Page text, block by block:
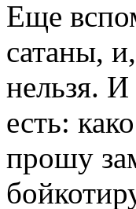
Еще
сатаны,
нельзя. И
есть:
прошу